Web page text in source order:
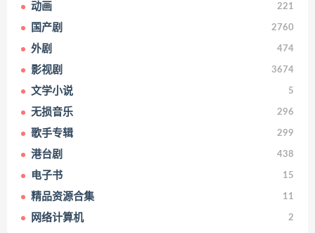
动画 221
国产剧 2760
外剧 474
影视剧 3674
文学小说 5
无损音乐 296
歌手专辑 299
港台剧 438
电子书 15
精品资源合集 11
网络计算机 2